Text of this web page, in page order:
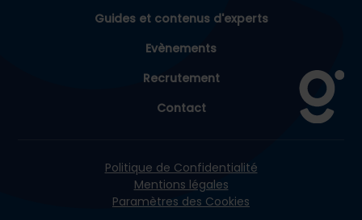
Guides et contenus d'experts
Evènements
Recrutement
Contact
Politique de Confidentialité
Mentions légales
Paramètres des Cookies